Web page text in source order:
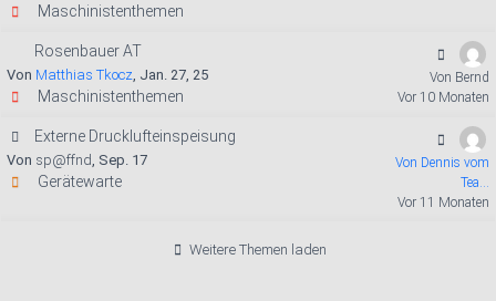
Maschinistenthemen
Rosenbauer AT
Von Matthias Tkocz , Jan. 27, 25
Maschinistenthemen
Von Bernd
Vor 10 Monaten
Externe Drucklufteinspeisung
Von sp@ffnd , Sep. 17
Gerätewarte
Von Dennis vom
Tea...
Vor 11 Monaten
Weitere Themen laden